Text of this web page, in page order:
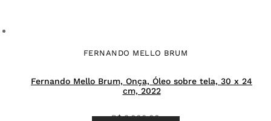
FERNANDO MELLO BRUM
Fernando Mello Brum, Onça, Óleo sobre tela, 30 x 24
cm, 2022
R$3.000,00